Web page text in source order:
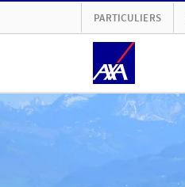
PARTICULIERS